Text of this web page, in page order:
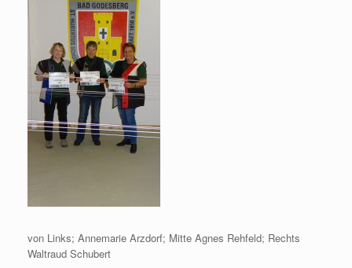
von Links; Annemarie Arzdorf; Mitte Agnes Rehfeld; Rechts
Waltraud Schubert